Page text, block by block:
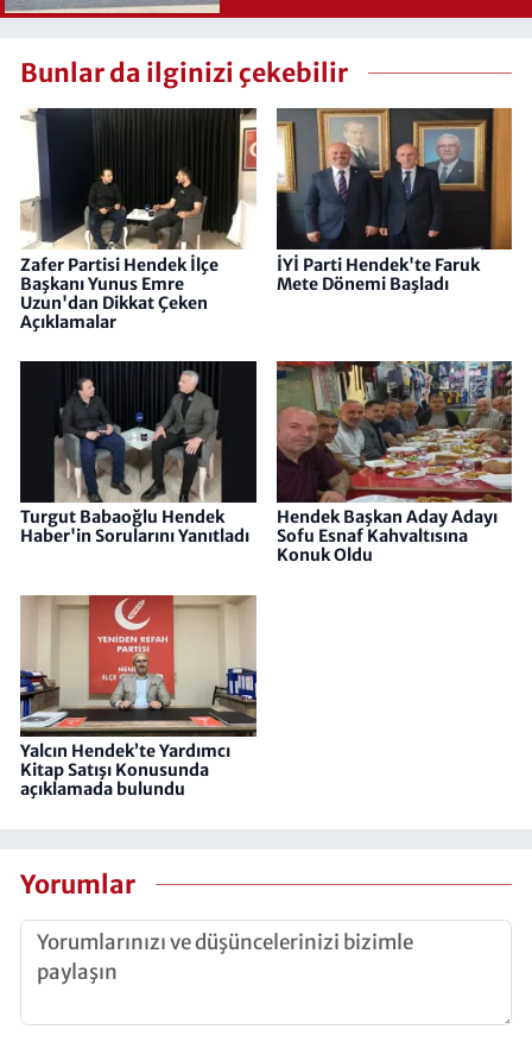
Bunlar da ilginizi çekebilir
Zafer Partisi Hendek İlçe
Başkanı Yunus Emre
Uzun'dan Dikkat Çeken
Açıklamalar
İYİ Parti Hendek'te Faruk
Mete Dönemi Başladı
Turgut Babaoğlu Hendek
Haber'in Sorularını Yanıtladı
Hendek Başkan Aday Adayı
Sofu Esnaf Kahvaltısına
Konuk Oldu
Yalcın Hendek’te Yardımcı
Kitap Satışı Konusunda
açıklamada bulundu
Yorumlar